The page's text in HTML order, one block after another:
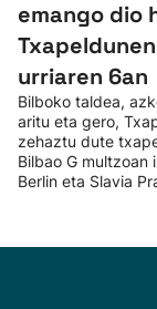
emango dio
urriaren 6an
Bilboko taldea,
aritu eta gero,
zehaztu dute
Bilbao G multzoan
Berlin eta Slavia